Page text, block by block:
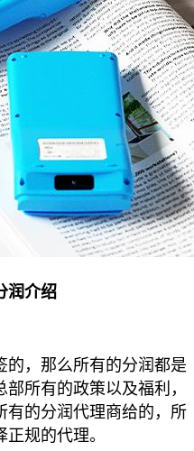
介绍
，那么所有的分润都是
所有的政策以及福利，
有的分润代理商给的，所
规的代理。